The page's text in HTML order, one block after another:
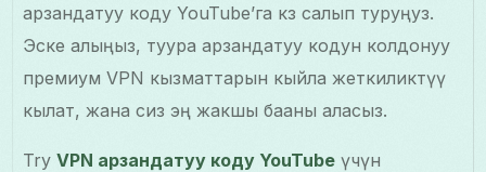
арзандатуу коду YouTube’га көз салып туруңуз.
Эске алыңыз, туура арзандатуу кодун колдонуу
премиум VPN кызматтарын кыйла жеткиликтүү
кылат, жана сиз эң жакшы бааны аласыз.
TryVPN арзандатуу коду YouTube үчүн